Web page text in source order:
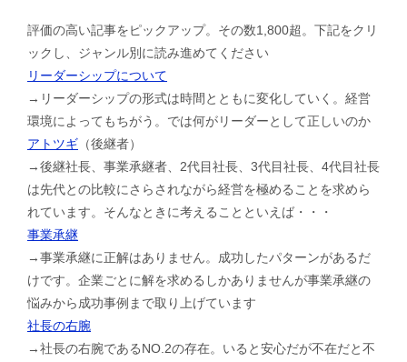
評価の高い記事をピックアップ。その数1,800超。下記をクリ
ックし、ジャンル別に読み進めてください
リーダーシップについて
→リーダーシップの形式は時間とともに変化していく。経営
環境によってもちがう。では何がリーダーとして正しいのか
アトツギ （後継者）
→後継社長、事業承継者、2代目社長、3代目社長、4代目社長
は先代との比較にさらされながら経営を極めることを求めら
れています。そんなときに考えることといえば・・・
事業承継
→事業承継に正解はありません。成功したパターンがあるだ
けです。企業ごとに解を求めるしかありませんが事業承継の
悩みから成功事例まで取り上げています
社長の右腕
→社長の右腕であるNO.2の存在。いると安心だが不在だと不